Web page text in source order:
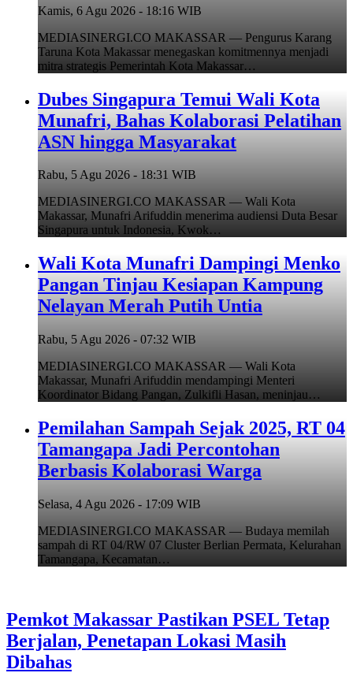
Kamis, 6 Agu 2026 - 18:16 WIB
MEDIASINERGI.CO MAKASSAR — Pengurus Karang
Taruna Kota Makassar menegaskan komitmennya menjadi
mitra strategis Pemerintah Kota Makassar…
Dubes Singapura Temui Wali Kota
Munafri, Bahas Kolaborasi Pelatihan
ASN hingga Masyarakat
Rabu, 5 Agu 2026 - 18:31 WIB
MEDIASINERGI.CO MAKASSAR — Wali Kota
Makassar, Munafri Arifuddin menerima audiensi Duta Besar
Singapura untuk Indonesia, Kwok…
Wali Kota Munafri Dampingi Menko
Pangan Tinjau Kesiapan Kampung
Nelayan Merah Putih Untia
Rabu, 5 Agu 2026 - 07:32 WIB
MEDIASINERGI.CO MAKASSAR — Wali Kota
Makassar, Munafri Arifuddin mendampingi Menteri
Koordinator Bidang Pangan, Zulkifli Hasan, meninjau…
Pemilahan Sampah Sejak 2025, RT 04
Tamangapa Jadi Percontohan
Berbasis Kolaborasi Warga
Selasa, 4 Agu 2026 - 17:09 WIB
MEDIASINERGI.CO MAKASSAR — Budaya memilah
sampah di RT 04/RW 07 Cluster Berlian Permata, Kelurahan
Tamangapa, Kecamatan…
Pemkot Makassar Pastikan PSEL Tetap
Berjalan, Penetapan Lokasi Masih
Dibahas